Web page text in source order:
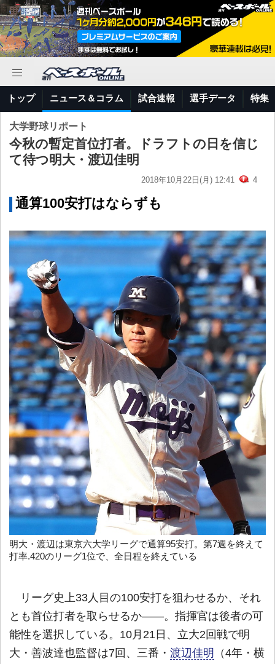
トップ ニュース＆コラム 試合速報 選手データ 特集
大学野球リポート
今秋の暫定首位打者。ドラフトの日を信じ
て待つ明大・渡辺佳明
2018年10月22日(月) 12:41 4
通算100安打はならずも
明大・渡辺は東京六大学リーグで通算95安打。第7週を終えて
打率.420のリーグ1位で、全日程を終えている
リーグ史上33人目の100安打を狙わせるか、それ
とも首位打者を取らせるか――。指揮官は後者の可
能性を選択している。10月21日、立大2回戦で明
大・善波達也監督は7回、三番・ 渡辺佳明
（4年・横